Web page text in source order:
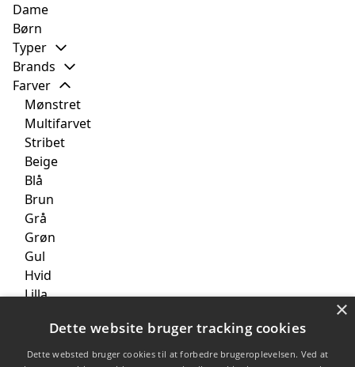
Dame
Børn
Typer
Brands
Farver
Mønstret
Multifarvet
Stribet
Beige
Blå
Brun
Grå
Grøn
Gul
Hvid
Lilla
Orange
Rosa
×
Dette website bruger tracking cookies
Dette websted bruger cookies til at forbedre brugeroplevelsen. Ved at